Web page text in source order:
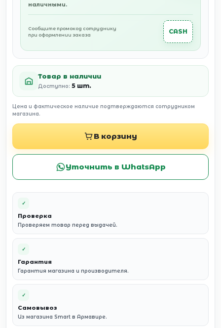
наличными.
Сообщите промокод сотруднику
при оформлении заказа
CASH
Товар в наличии
Доступно: 5 шт.
Цена и фактическое наличие подтверждаются сотрудником
магазина.
В корзину
Уточнить в WhatsApp
✓
Проверка
Проверяем товар перед выдачей.
✓
Гарантия
Гарантия магазина и производителя.
✓
Самовывоз
Из магазина Smart в Армавире.